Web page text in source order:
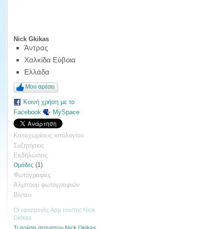
Nick Gkikas
Άντρας
Χαλκίδα Εύβοια
Ελλάδα
Μου αρέσει
Κοινή χρήση με το
Facebook
MySpace
Καταχωρίσεις ιστολογίου
Συζητήσεις
Εκδηλώσεις
Ομάδες (1)
Φωτογραφίες
Άλμπουμ φωτογραφιών
Βίντεο
Οι εφαρμογές App του/της Nick
Gkikas